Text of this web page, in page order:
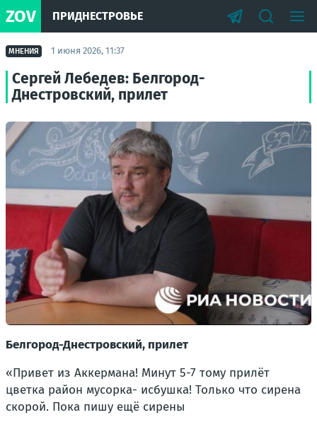
ZOV ПРИДНЕСТРОВЬЕ
МНЕНИЯ 1 июня 2026, 11:37
Сергей Лебедев: Белгород-
Днестровский, прилет
Белгород-Днестровский, прилет
«Привет из Аккермана! Минут 5-7 тому прилёт
цветка район мусорка- исбушка! Только что сирена
скорой. Пока пишу ещё сирены